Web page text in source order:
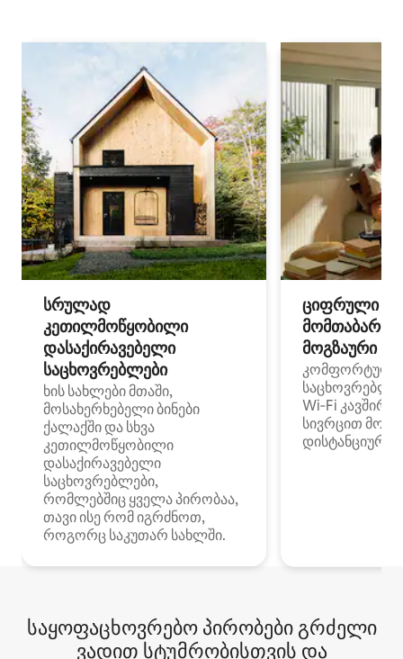
სრულად
კეთილმოწყობილი
დასაქირავებელი
საცხოვრებლები
ხის სახლები მთაში,
მოსახერხებელი ბინები
ქალაქში და სხვა
კეთილმოწყობილი
დასაქირავებელი
საცხოვრებლები,
რომლებშიც ყველა პირობაა,
თავი ისე რომ იგრძნოთ,
როგორც საკუთარ სახლში.
ციფრული
მოგზაური
კომფორტული
Wi‑Fi
სივრცით
დისტანციური
საყოფაცხოვრებო პირობები გრძელი
ვადით სტუმრობისთვის და